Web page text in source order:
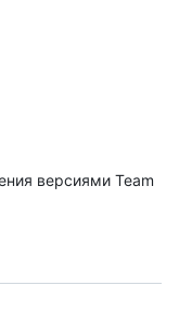
версиями Team